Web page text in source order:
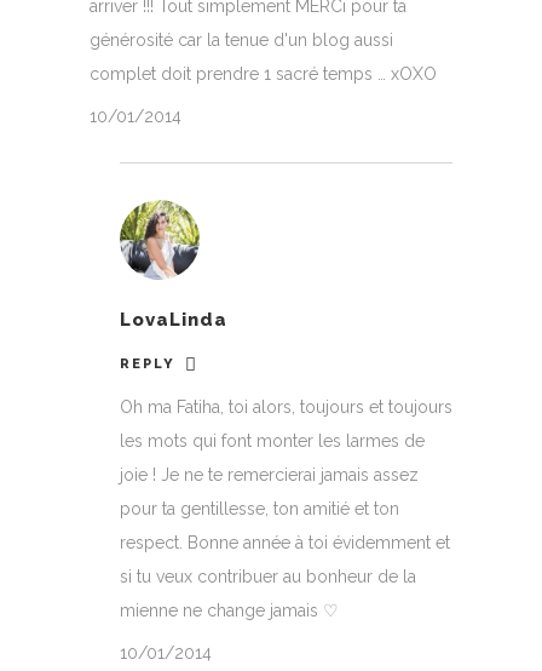
arriver !!! Tout simplement MERCi pour ta
générosité car la tenue d'un blog aussi
complet doit prendre 1 sacré temps … xOXO
10/01/2014
LovaLinda
REPLY
Oh ma Fatiha, toi alors, toujours et toujours
les mots qui font monter les larmes de
joie ! Je ne te remercierai jamais assez
pour ta gentillesse, ton amitié et ton
respect. Bonne année à toi évidemment et
si tu veux contribuer au bonheur de la
mienne ne change jamais ♡
10/01/2014